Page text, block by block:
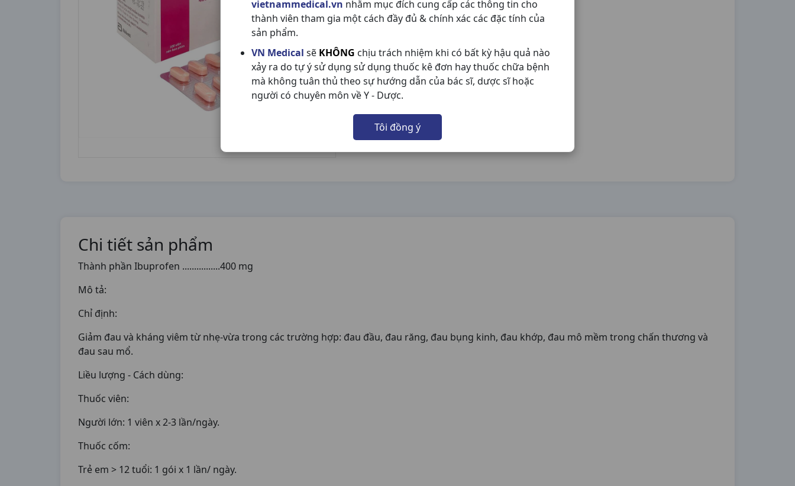
vietnammedical.vn nhằm mục đích cung cấp các thông tin cho
thành viên tham gia một cách đầy đủ & chính xác các đặc tính của
sản phẩm.
VN Medical sẽ KHÔNG chịu trách nhiệm khi có bất kỳ hậu quả nào
xảy ra do tự ý sử dụng sử dụng thuốc kê đơn hay thuốc chữa bệnh
mà không tuân thủ theo sự hướng dẫn của bác sĩ, dược sĩ hoặc
người có chuyên môn về Y - Dược.
Tôi đồng ý
Chi tiết sản phẩm
Thành phần Ibuprofen ................400 mg
Mô tả:
Chỉ định:
Giảm đau và kháng viêm từ nhẹ-vừa trong các trường hợp: đau đầu, đau răng, đau bụng kinh, đau khớp, đau mô mềm trong chấn thương và
đau sau mổ.
Liều lượng - Cách dùng:
Thuốc viên:
Người lớn: 1 viên x 2-3 lần/ngày.
Thuốc cốm:
Trẻ em > 12 tuổi: 1 gói x 1 lần/ ngày.